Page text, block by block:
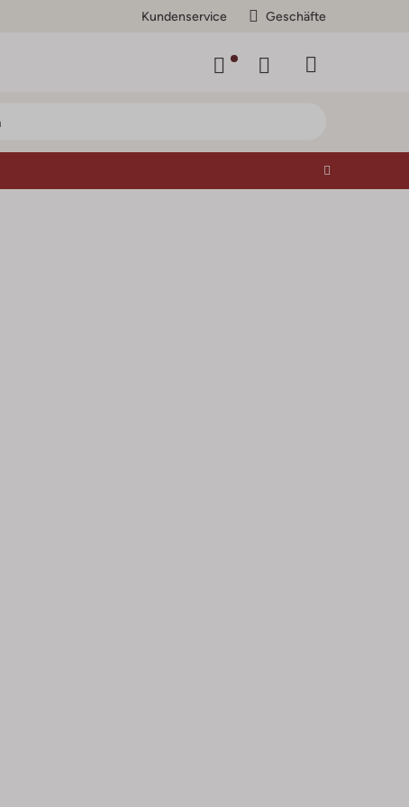
Kundenservice Geschäfte